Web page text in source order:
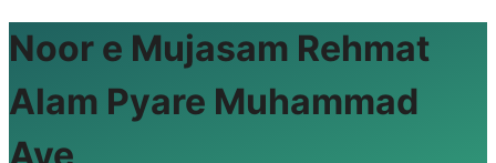
Noor e Mujasam Rehmat
Alam Pyare Muhammad